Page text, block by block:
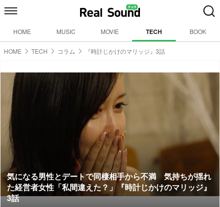
HOME MUSIC MOVIE TECH BOOK
HOME TECH コラム 『時計じかけのマリッジ』3話
気になる男性とデートで同棲相手から不満 気持ちが揺れ
た経営者女性「私間違えた？」『時計じかけのマリッジ』
3話